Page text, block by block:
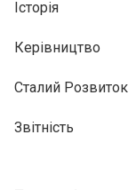
Історія
Керівництво
Сталий Розвиток
Звітність